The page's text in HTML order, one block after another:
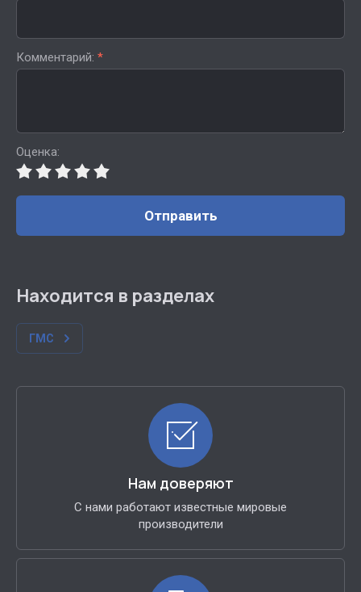
Комментарий: *
Оценка:
Отправить
Находится в разделах
ГМС
Нам доверяют
С нами работают известные мировые
производители